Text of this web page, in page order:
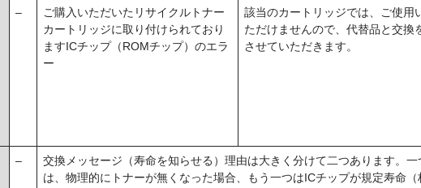
–
ご購入いただいたリサイクルトナー
カートリッジに取り付けられており
ますICチップ（ROMチップ）のエラ
ー
該当のカートリッジでは、ご使用
ただけませんので、代替品と交換
させていただきます。
–
交換メッセージ（寿命を知らせる）理由は大きく分けて二つあります。一
は、物理的にトナーが無くなった場合、もう一つはICチップが規定寿命（